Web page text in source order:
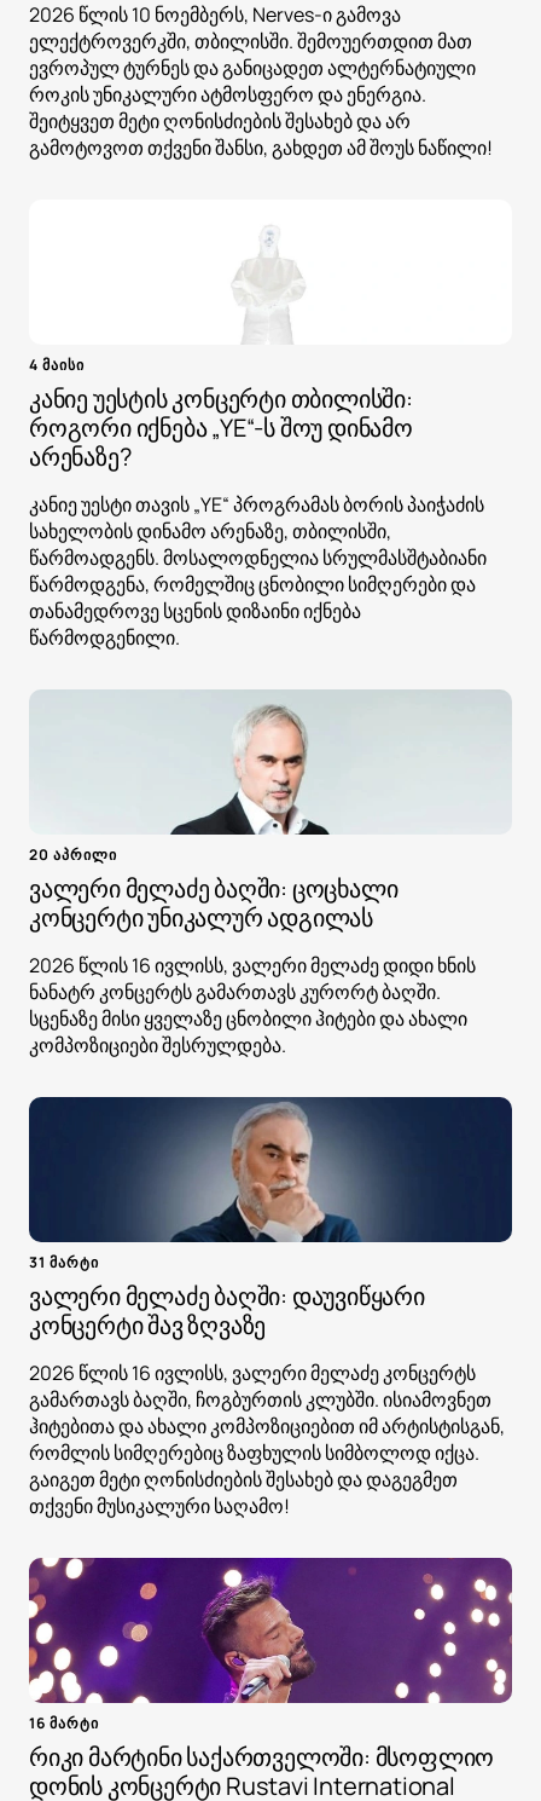
2026 წლის 10 ნოემბერს, Nerves-ი გამოვა
ელექტროვერკში, თბილისში. შემოუერთდით მათ
ევროპულ ტურნეს და განიცადეთ ალტერნატიული
როკის უნიკალური ატმოსფერო და ენერგია.
შეიტყვეთ მეტი ღონისძიების შესახებ და არ
გამოტოვოთ თქვენი შანსი, გახდეთ ამ შოუს ნაწილი!
4 მაისი
კანიე უესტის კონცერტი თბილისში:
როგორი იქნება „YE“-ს შოუ დინამო
არენაზე?
კანიე უესტი თავის „YE“ პროგრამას ბორის პაიჭაძის
სახელობის დინამო არენაზე, თბილისში,
წარმოადგენს. მოსალოდნელია სრულმასშტაბიანი
წარმოდგენა, რომელშიც ცნობილი სიმღერები და
თანამედროვე სცენის დიზაინი იქნება
წარმოდგენილი.
20 აპრილი
ვალერი მელაძე ბაღში: ცოცხალი
კონცერტი უნიკალურ ადგილას
2026 წლის 16 ივლისს, ვალერი მელაძე დიდი ხნის
ნანატრ კონცერტს გამართავს კურორტ ბაღში.
სცენაზე მისი ყველაზე ცნობილი ჰიტები და ახალი
კომპოზიციები შესრულდება.
31 მარტი
ვალერი მელაძე ბაღში: დაუვიწყარი
კონცერტი შავ ზღვაზე
2026 წლის 16 ივლისს, ვალერი მელაძე კონცერტს
გამართავს ბაღში, ჩოგბურთის კლუბში. ისიამოვნეთ
ჰიტებითა და ახალი კომპოზიციებით იმ არტისტისგან,
რომლის სიმღერებიც ზაფხულის სიმბოლოდ იქცა.
გაიგეთ მეტი ღონისძიების შესახებ და დაგეგმეთ
თქვენი მუსიკალური საღამო!
16 მარტი
რიკი მარტინი საქართველოში: მსოფლიო
დონის კონცერტი Rustavi International